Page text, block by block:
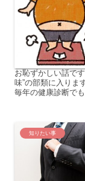
お恥ずかしい話で
味”の部類に入りま
毎年の健康診断で
知りたい事